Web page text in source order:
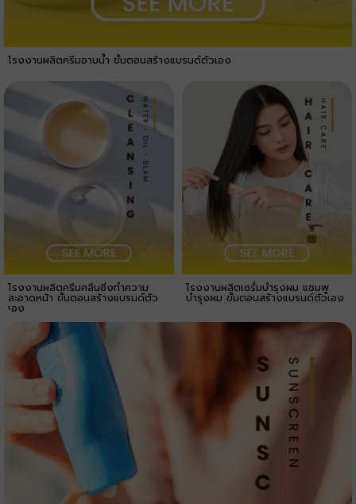
โรงงานผลิตครีมอาบน้ำ ขั้นตอนสร้างแบรนด์ตัวเอง
โรงงานผลิตครีมคลีนซิ่งทำความ
สะอาดหน้า ขั้นตอนสร้างแบรนด์ตัว
เอง
โรงงานผลิตเซรั่มบำรุงผม แชมพู
บำรุงผม ขั้นตอนสร้างแบรนด์ตัวเอง